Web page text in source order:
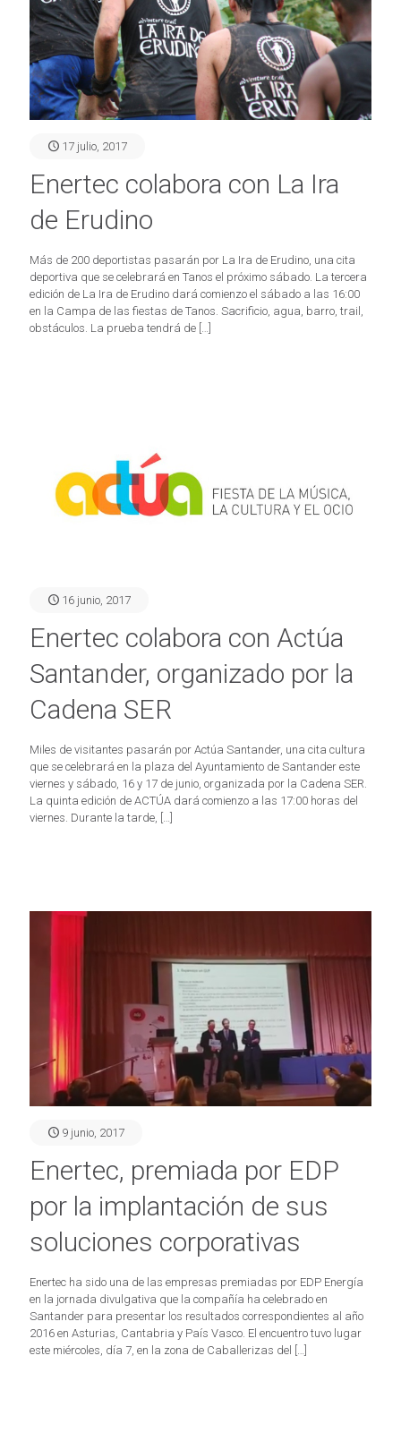
17 julio, 2017
Enertec colabora con La Ira
de Erudino
Más de 200 deportistas pasarán por La Ira de Erudino, una cita
deportiva que se celebrará en Tanos el próximo sábado. La tercera
edición de La Ira de Erudino dará comienzo el sábado a las 16:00
en la Campa de las fiestas de Tanos. Sacrificio, agua, barro, trail,
obstáculos. La prueba tendrá de
16 junio, 2017
Enertec colabora con Actúa
Santander, organizado por la
Cadena SER
Miles de visitantes pasarán por Actúa Santander, una cita cultura
que se celebrará en la plaza del Ayuntamiento de Santander este
viernes y sábado, 16 y 17 de junio, organizada por la Cadena SER.
La quinta edición de ACTÚA dará comienzo a las 17:00 horas del
viernes. Durante la tarde, […]
9 junio, 2017
Enertec, premiada por EDP
por la implantación de sus
soluciones corporativas
Enertec ha sido una de las empresas premiadas por EDP Energía
en la jornada divulgativa que la compañía ha celebrado en
Santander para presentar los resultados correspondientes al año
2016 en Asturias, Cantabria y País Vasco. El encuentro tuvo lugar
este miércoles, día 7, en la zona de Caballerizas del […]